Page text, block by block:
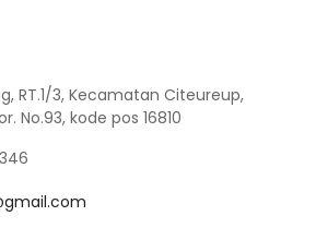
RT.1/3, Kecamatan Citeureup,
No.93, kode pos 16810